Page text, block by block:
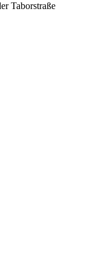
Taborstraße